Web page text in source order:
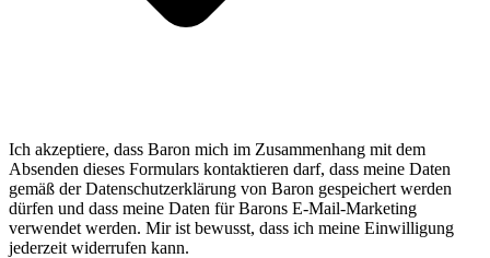
Ich akzeptiere, dass Baron mich im Zusammenhang mit dem
Absenden dieses Formulars kontaktieren darf, dass meine Daten
gemäß der Datenschutzerklärung von Baron gespeichert werden
dürfen und dass meine Daten für Barons E-Mail-Marketing
verwendet werden. Mir ist bewusst, dass ich meine Einwilligung
jederzeit widerrufen kann.